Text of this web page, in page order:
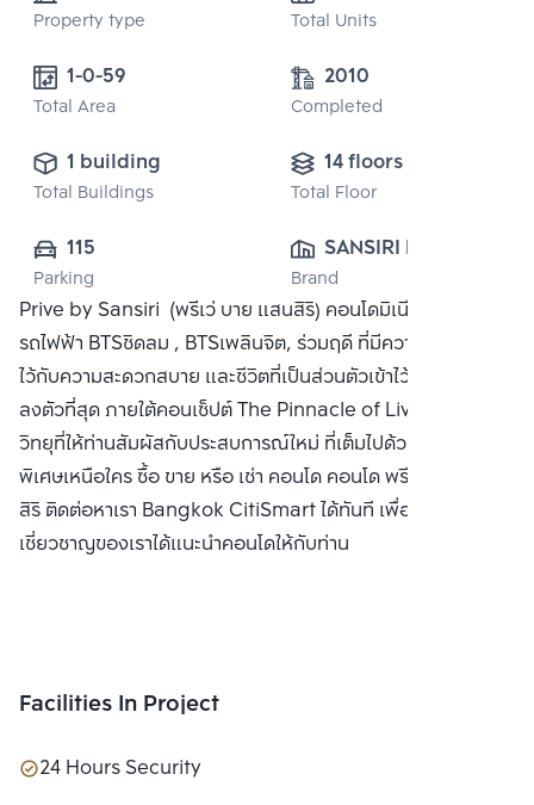
Property type Total Units
Total Area
2010
Completed
1 building
Total Buildings
14 floors
Total Floor
115
Parking
SANSIRI PUBLIC
CO., LTD.
Brand
Prive by Sansiri (พรีเว่ บาย แสนสิริ) คอนโดมิเนียมใกล้
รถไฟฟ้า BTSชิดลม , BTSเพลินจิต, ร่วมฤดี ที่มีความหรูหรา เข้า
ไว้กับความสะดวกสบาย และชีวิตที่เป็นส่วนตัวเข้าไว้ด้วยกันอย่าง
ลงตัวที่สุด ภายใต้คอนเซ็ปต์ The Pinnacle of Living บนถนน
วิทยุที่ให้ท่านสัมผัสกับประสบการณ์ใหม่ ที่เต็มไปด้วยคุณค่าที่
พิเศษเหนือใคร ซื้อ ขาย หรือ เช่า คอนโด คอนโด พรีเว่ บาย แสน
สิริ ติดต่อหาเรา Bangkok CitiSmart ได้ทันที เพื่อให้ผู้
เชี่ยวชาญของเราได้แนะนำคอนโดให้กับท่าน
Facilities In Project
24 Hours Security